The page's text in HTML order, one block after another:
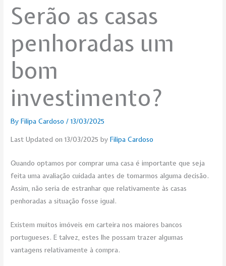
Serão as casas
penhoradas um
bom
investimento?
ByFilipa Cardoso/13/03/2025
Last Updated on 13/03/2025 byFilipa Cardoso
Quando optamos por comprar uma casa é importante que seja
feita uma avaliação cuidada antes de tomarmos alguma decisão.
Assim, não seria de estranhar que relativamente às casas
penhoradas a situação fosse igual.
Existem muitos imóveis em carteira nos maiores bancos
portugueses. E talvez, estes lhe possam trazer algumas
vantagens relativamente à compra.